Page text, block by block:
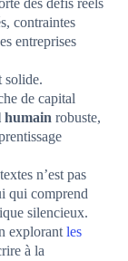
des défis réels
contraintes
entreprises
solide.
de capital
humain robuste,
n’est pas
qui comprend
silencieux.
explorant les
à la